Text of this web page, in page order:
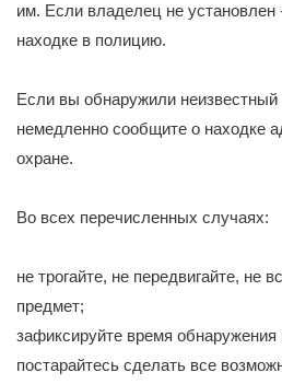
им. Если владелец не
находке в полицию.
Если вы обнаружили
немедленно сообщите о находке
охране.
Во всех перечисленных случаях:
не трогайте, не передвигайте, не
предмет;
зафиксируйте время обнаружения
постарайтесь сделать все